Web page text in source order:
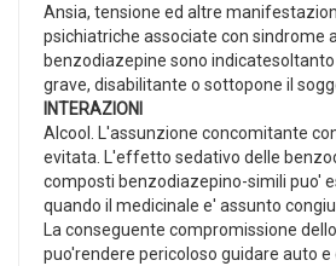
Ansia, tensione ed altre
psichiatriche associate con sindrome
benzodiazepine sono
grave, disabilitante o sottopone il
INTERAZIONI
Alcool. L'assunzione concomitante
evitata. L'effetto sedativo delle
composti benzodiazepino-simili puo'
quando il medicinale e' assunto
La conseguente compromissione
puo'rendere pericoloso guidare auto e